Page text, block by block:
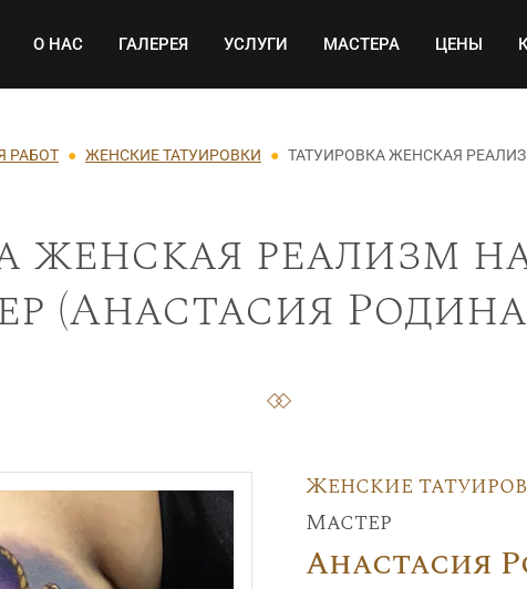
Основная навигация
О НАС ГАЛЕРЕЯ УСЛУГИ МАСТЕРА ЦЕНЫ
РАБОТ ЖЕНСКИЕ ТАТУИРОВКИ ТАТУИРОВКА ЖЕНСКАЯ
женская реализм
(Анастасия
Женские
Мастер
Анастасия